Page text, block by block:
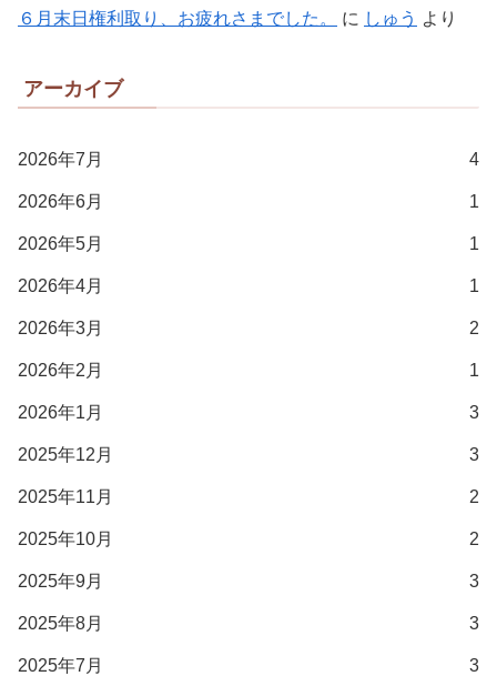
６月末日権利取り、お疲れさまでした。 に しゅう より
アーカイブ
2026年7月 4
2026年6月 1
2026年5月 1
2026年4月 1
2026年3月 2
2026年2月 1
2026年1月 3
2025年12月 3
2025年11月 2
2025年10月 2
2025年9月 3
2025年8月 3
2025年7月 3